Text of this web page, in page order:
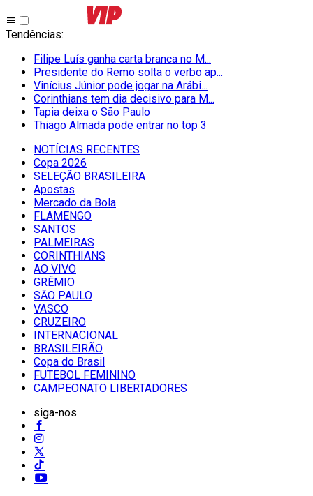
Tendências:
Filipe Luís ganha carta branca no M...
Presidente do Remo solta o verbo ap...
Vinícius Júnior pode jogar na Arábi...
Corinthians tem dia decisivo para M...
Tapia deixa o São Paulo
Thiago Almada pode entrar no top 3
NOTÍCIAS RECENTES
Copa 2026
SELEÇÃO BRASILEIRA
Apostas
Mercado da Bola
FLAMENGO
SANTOS
PALMEIRAS
CORINTHIANS
AO VIVO
GRÊMIO
SĀO PAULO
VASCO
CRUZEIRO
INTERNACIONAL
BRASILEIRÃO
Copa do Brasil
FUTEBOL FEMININO
CAMPEONATO LIBERTADORES
siga-nos